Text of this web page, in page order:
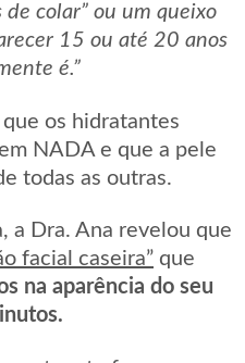
de colar” ou um queixo
15 ou até 20 anos
é.”
os hidratantes
NADA e que a pele
todas as outras.
a Dra. Ana revelou que
facial caseira” que
na aparência do seu